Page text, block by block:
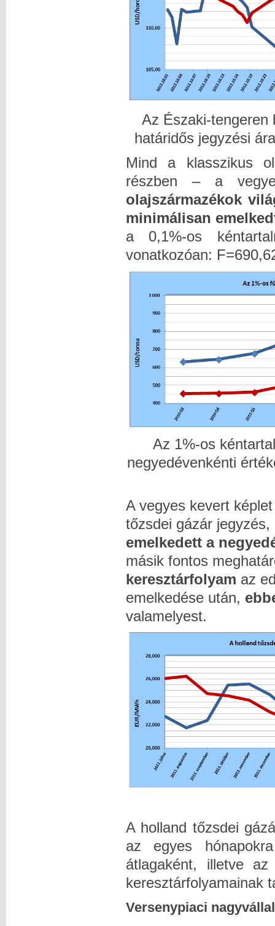
Az Északi-tengeren
határidős jegyzési
Mind a klasszikus
részben – a
olajszármazékok
minimálisan
a 0,1%-os
vonatkozóan:
Az 1%-os
negyedévenkénti
A vegyes kevert
tőzsdei gázár
emelkedett a
másik fontos
keresztárfolyam az
emelkedése után,
valamelyest.
A holland tőzsdei
az egyes
átlagaként, illetve
keresztárfolyamainak
Versenypiaci